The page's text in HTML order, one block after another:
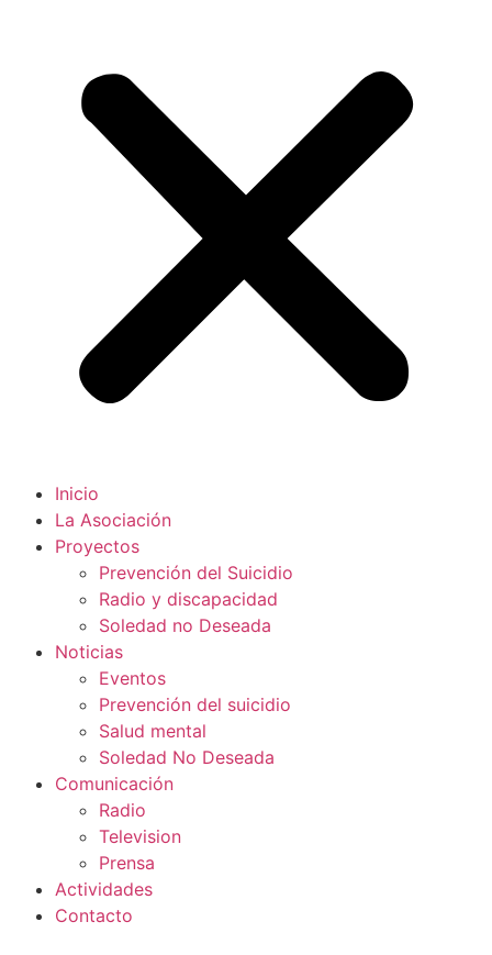
Inicio
La Asociación
Proyectos
Prevención del Suicidio
Radio y discapacidad
Soledad no Deseada
Noticias
Eventos
Prevención del suicidio
Salud mental
Soledad No Deseada
Comunicación
Radio
Television
Prensa
Actividades
Contacto